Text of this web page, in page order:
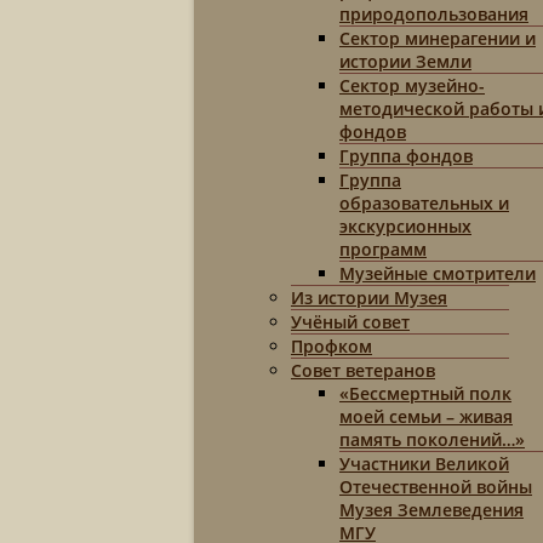
природопользования
Сектор минерагении и
истории Земли
Сектор музейно-
методической работы
фондов
Группа фондов
Группа
образовательных и
экскурсионных
программ
Музейные смотрители
Из истории Музея
Учёный совет
Профком
Совет ветеранов
«Бессмертный полк
моей семьи – живая
память поколений…»
Участники Великой
Отечественной войны
Музея Землеведения
МГУ